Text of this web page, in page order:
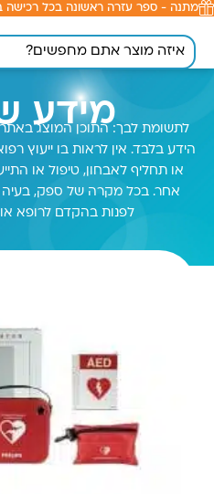
לתוכן
מתנה - ספר עזרה ראשונה בכל רכישה
מידע
לתשומת לבך: התוכן המוצג
הידע בלבד. אין לראות בו ייעוץ
או תחליף לאבחון, טיפול או
אחר. בכל מקרה של ספק, בעיה
לפנות בהקדם לרופא